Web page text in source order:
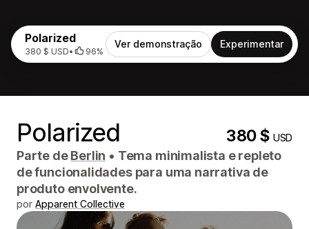
Polarized
380 $ USD• 96%
Ver demonstração Experimentar
Polarized 380 $USD
Parte deBerlin • Tema minimalista e repleto
de funcionalidades para uma narrativa de
produto envolvente.
por Apparent Collective